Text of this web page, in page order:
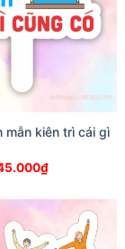
mẫn kiên trì cái gì
₫